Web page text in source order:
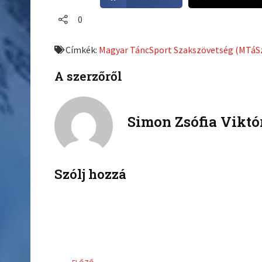
o
f
b
o
t
t
0
Címkék: Magyar TáncSport Szakszövetség
A szerzőről
Simon Zsófia
Szólj hozzá